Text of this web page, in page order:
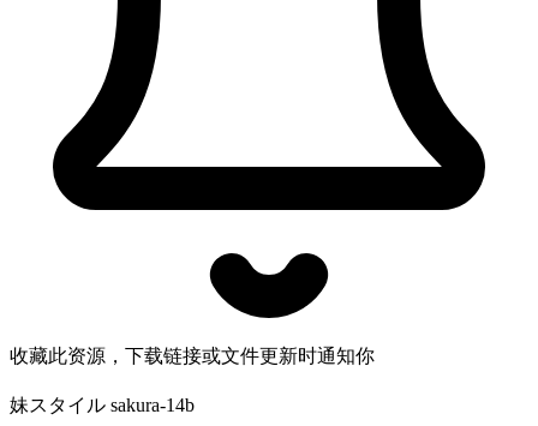
收藏此资源，下载链接或文件更新时通知你
妹スタイル sakura-14b